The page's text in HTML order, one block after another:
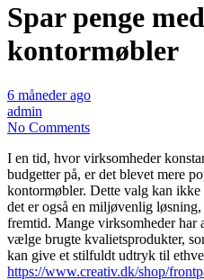
Spar penge
kontormøbler
6 måneder ago
admin
No Comments
I en tid, hvor virksomheder
budgetter på, er det blevet mere
kontormøbler. Dette valg kan ikke
det er også en miljøvenlig
fremtid. Mange virksomheder har
vælge brugte kvalietsprodukter,
kan give et stilfuldt udtryk til
https://www.creativ.dk/shop/